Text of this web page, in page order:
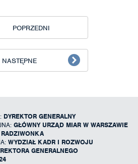
POPRZEDNI
NASTĘPNE
DYREKTOR GENERALNY
GŁÓWNY URZĄD MIAR W WARSZAWIE
WYDZIAŁ KADR I ROZWOJU
GENERALNEGO